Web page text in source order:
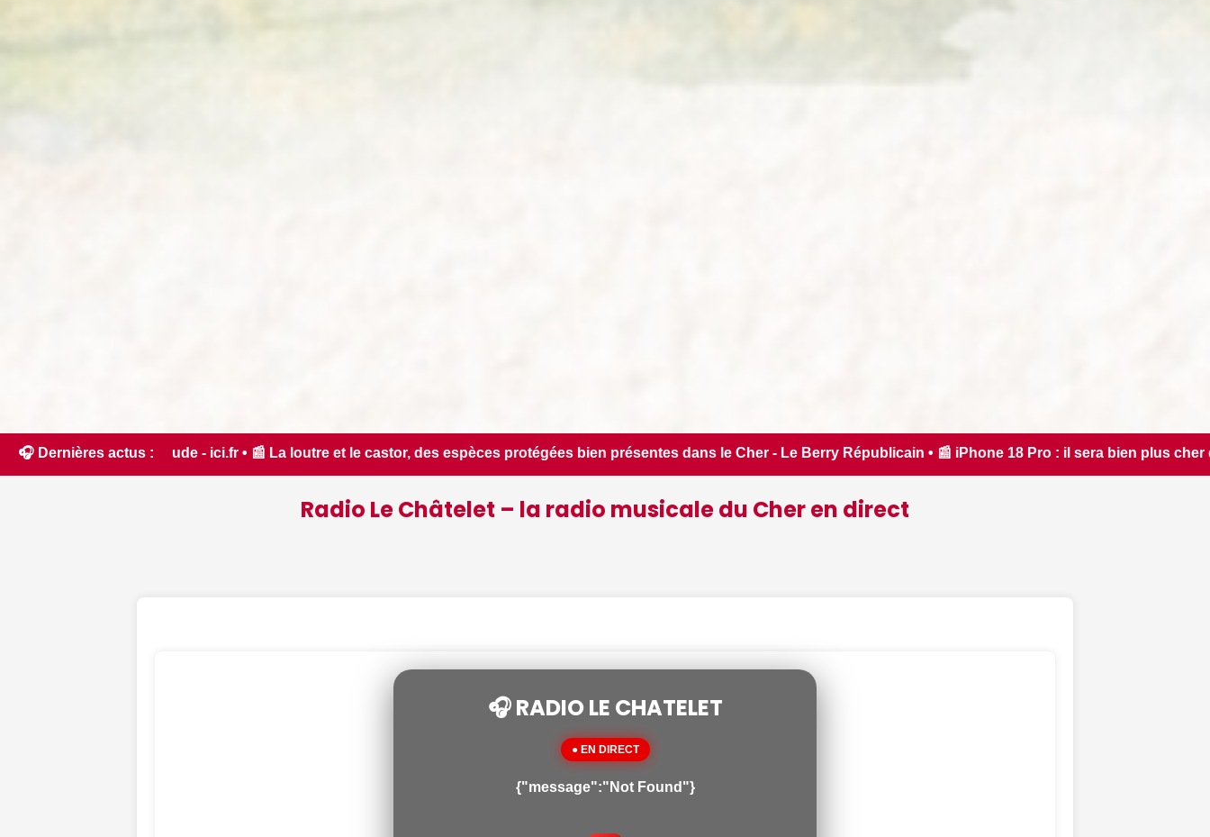
🎧 Dernières actus :
espèces protégées bien présentes dans le Cher - Le Berry Républicain • 📰 iPhone 18 Pro : il sera bien plus cher que prévu - iPhon.fr • 📰 L'iPhone 18 coûtera-t-il
Radio Le Châtelet – la radio musicale du Cher en direct
🎧 RADIO LE CHATELET
● EN DIRECT
{"message":"Not Found"}